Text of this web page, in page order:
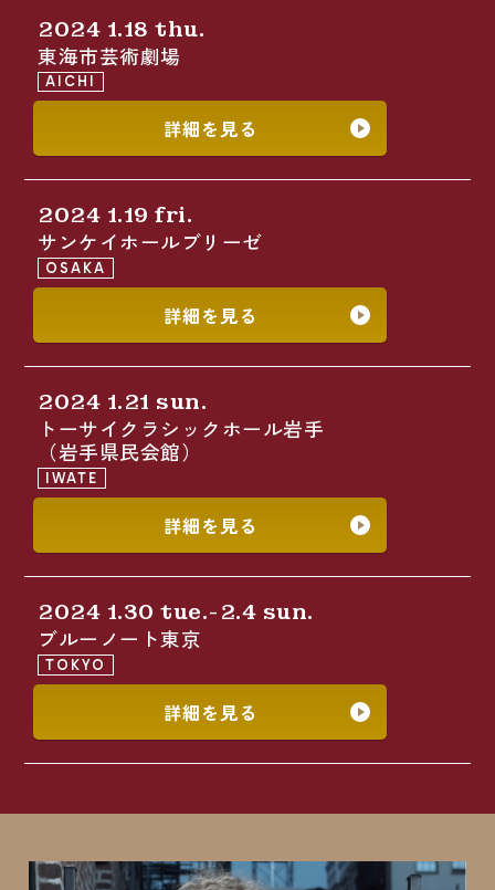
2024 1.18 thu.
東海市芸術劇場
AICHI
詳細を見る
2024 1.19 fri.
サンケイホールブリーゼ
OSAKA
詳細を見る
2024 1.21 sun.
トーサイクラシックホール岩手
（岩手県民会館）
IWATE
詳細を見る
2024 1.30 tue.-2.4 sun.
ブルーノート東京
TOKYO
詳細を見る